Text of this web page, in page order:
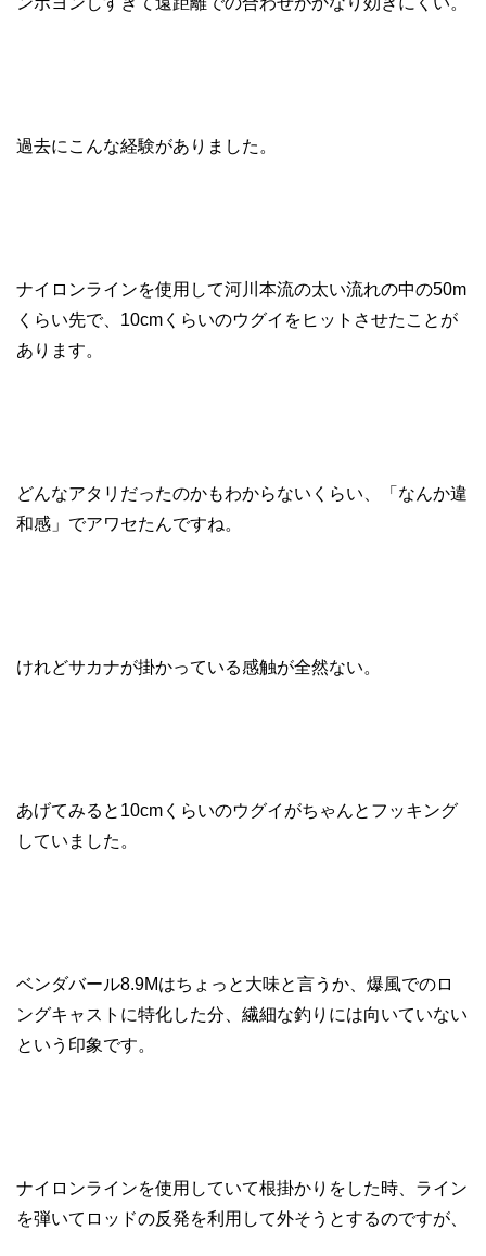
過去にこんな経験がありました。
ナイロンラインを使用して河川本流の太い流れの中の50m
くらい先で、10cmくらいのウグイをヒットさせたことが
あります。
どんなアタリだったのかもわからないくらい、「なんか違
和感」でアワセたんですね。
けれどサカナが掛かっている感触が全然ない。
あげてみると10cmくらいのウグイがちゃんとフッキング
していました。
ベンダバール8.9Mはちょっと大味と言うか、爆風でのロ
ングキャストに特化した分、繊細な釣りには向いていない
という印象です。
ナイロンラインを使用していて根掛かりをした時、ライン
を弾いてロッドの反発を利用して外そうとするのですが、